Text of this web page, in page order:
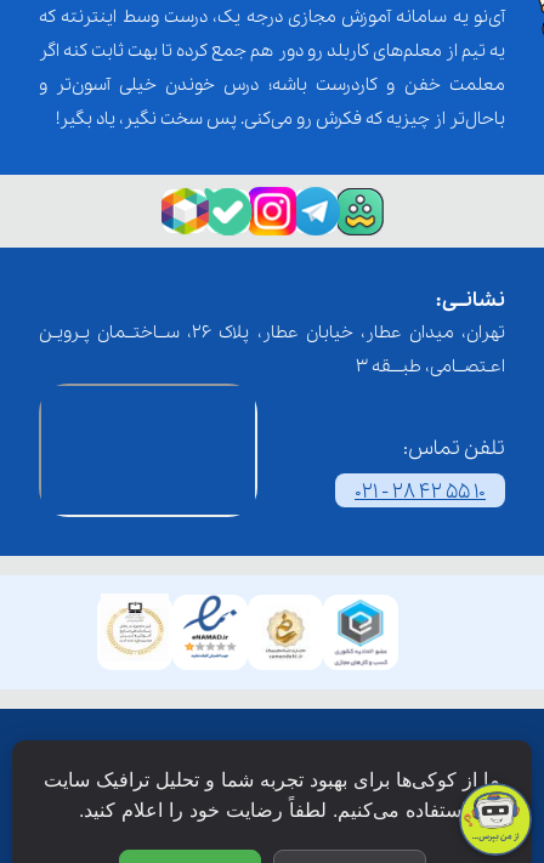
آی‌نو یه سامانه آموزش مجازی درجه یک، درست وسط اینترنته که
یه تیم از معلم‌‌های کاربلد رو دور هم جمع کرده تا بهت ثابت کنه اگر
معلمت خفن و کاردرست باشه؛ درس خوندن خیلی آسون‌تر و
باحال‌تر از چیزیه که فکرش رو می‌کنی. پس سخت نگیر، یاد بگیر!
نشانــی:
تهران، میدان عطار، خیابان عطار، پلاک 26، ســاختــمان پـرویـن
اعـتصــامی، طبـــقه 3
تلفن تماس:
021 - 28 42 55 10
دانش نویان محفوظ است.
ما از کوکی‌ها برای بهبود تجربه شما و تحلیل ترافیک سایت
استفاده می‌کنیم. لطفاً رضایت خود را اعلام کنید.